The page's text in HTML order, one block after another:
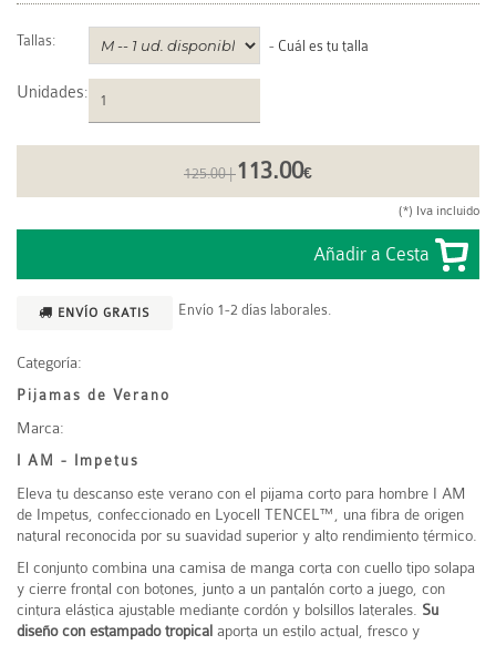
Tallas: - Cuál es tu talla
Unidades:
125.00 |113.00€
(*) Iva incluido
ENVÍO GRATIS Envío 1-2 días laborales.
Categoría:
Pijamas de Verano
Marca:
I AM - Impetus
Eleva tu descanso este verano con el pijama corto para hombre I AM
de Impetus, confeccionado en Lyocell TENCEL™, una fibra de origen
natural reconocida por su suavidad superior y alto rendimiento térmico.
El conjunto combina una camisa de manga corta con cuello tipo solapa
y cierre frontal con botones, junto a un pantalón corto a juego, con
cintura elástica ajustable mediante cordón y bolsillos laterales. Su
diseño con estampado tropical aporta un estilo actual, fresco y